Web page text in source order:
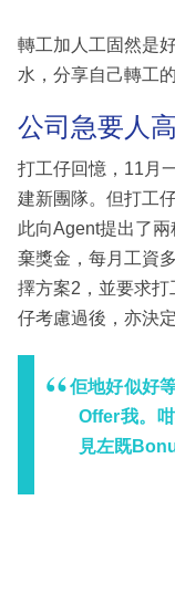
轉工加人工固然是
水，分享自己轉工
公司急要人
打工仔回憶，11月
建新團隊。但打工
此向Agent提出了
棄獎金，每月工資
擇方案2，並要求
仔考慮過後，亦決
佢地好似好
Offer我。
見左既